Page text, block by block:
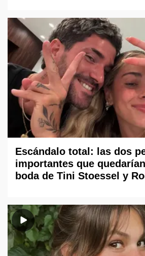
Escándalo total: las dos
importantes que
boda de Tini Stoessel y